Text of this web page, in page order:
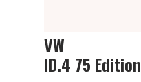
VW
ID.4 75 Edition